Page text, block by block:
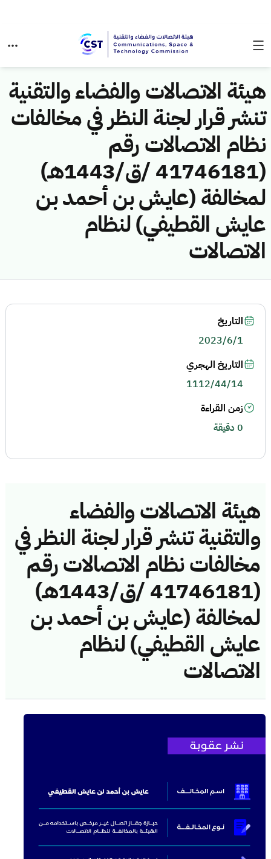
هيئة الاتصالات والفضاء والتقنية
تنشر قرار لجنة النظر في مخالفات
نظام الاتصالات رقم
(41746181 /ق/1443هـ)
لمخالفة (عايش بن أحمد بن
عايش القطيفي) لنظام
الاتصالات
هيئة الاتصالات والفضاء
والتقنية تنشر قرار لجنة النظر في
مخالفات نظام الاتصالات رقم
(41746181 /ق/1443هـ)
لمخالفة (عايش بن أحمد بن
عايش القطيفي) لنظام
الاتصالات
التاريخ
2023/6/1
التاريخ الهجري
1112/44/14
زمن القراءة
0 دقيقة